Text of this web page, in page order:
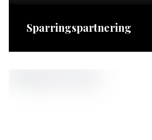
Sparringspartnering